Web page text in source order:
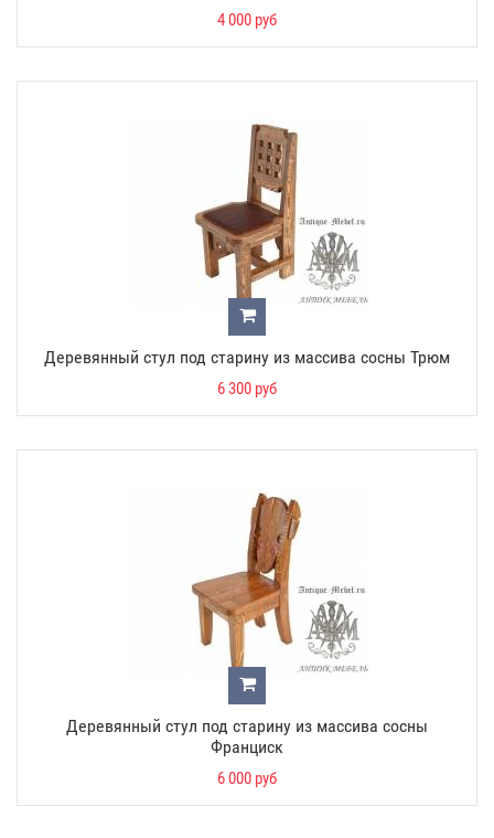
4 000 руб
Деревянный стул под старину из массива сосны Трюм
6 300 руб
Деревянный стул под старину из массива сосны
Франциск
6 000 руб